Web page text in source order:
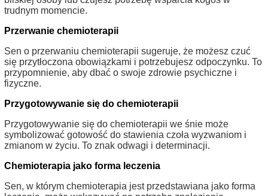
trudnym momencie.
Przerwanie chemioterapii
Sen o przerwaniu chemioterapii sugeruje, że możesz czuć
się przytłoczona obowiązkami i potrzebujesz odpoczynku. To
przypomnienie, aby dbać o swoje zdrowie psychiczne i
fizyczne.
Przygotowywanie się do chemioterapii
Przygotowywanie się do chemioterapii we śnie może
symbolizować gotowość do stawienia czoła wyzwaniom i
zmianom w życiu. To znak odwagi i determinacji.
Chemioterapia jako forma leczenia
Sen, w którym chemioterapia jest przedstawiana jako forma